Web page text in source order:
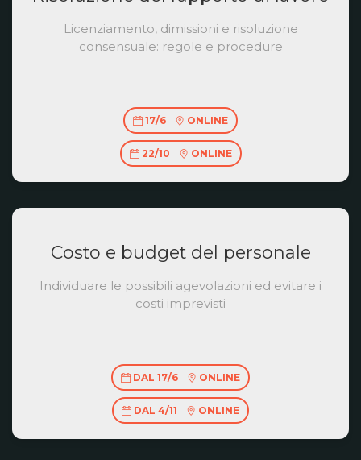
Licenziamento, dimissioni e risoluzione
consensuale: regole e procedure
17/6 ONLINE
22/10 ONLINE
Costo e budget del personale
Individuare le possibili agevolazioni ed evitare i
costi imprevisti
DAL 17/6 ONLINE
DAL 4/11 ONLINE